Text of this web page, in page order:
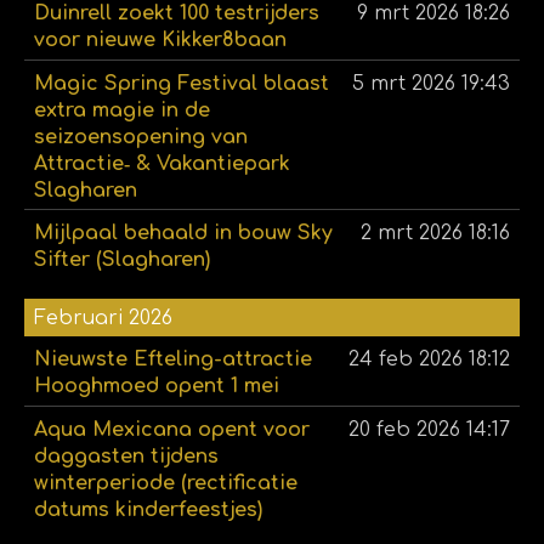
Duinrell zoekt 100 testrijders
voor nieuwe Kikker8baan
9 mrt 2026 18:26
Magic Spring Festival blaast
extra magie in de
seizoensopening van
Attractie‑ & Vakantiepark
Slagharen
5 mrt 2026 19:43
Mijlpaal behaald in bouw Sky
Sifter (Slagharen)
2 mrt 2026 18:16
Februari 2026
Nieuwste Efteling-attractie
Hooghmoed opent 1 mei
24 feb 2026 18:12
Aqua Mexicana opent voor
daggasten tijdens
winterperiode (rectificatie
datums kinderfeestjes)
20 feb 2026 14:17